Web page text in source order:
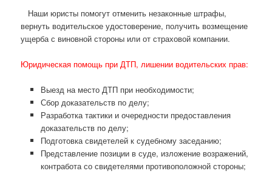
Наши юристы помогут отменить незаконные штрафы,
вернуть водительское удостоверение, получить возмещение
ущерба с виновной стороны или от страховой компании.
Юридическая помощь при ДТП, лишении водительских прав:
Выезд на место ДТП при необходимости;
Сбор доказательств по делу;
Разработка тактики и очередности предоставления
доказательств по делу;
Подготовка свидетелей к судебному заседанию;
Представление позиции в суде, изложение возражений,
контработа со свидетелями противоположной стороны;